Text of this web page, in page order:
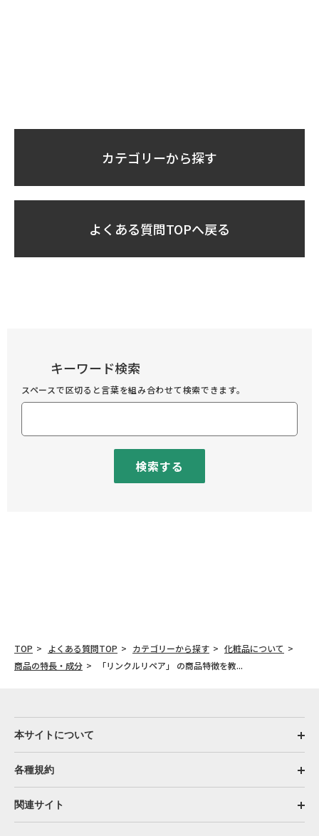
カテゴリーから探す
よくある質問TOPへ戻る
キーワード検索
スペースで区切ると言葉を組み合わせて検索できます。
検索する
TOP よくある質問TOP カテゴリーから探す
化粧品について
商品の特長・成分
「リンクルリペア」 の商品特徴を教...
本サイトについて
各種規約
関連サイト